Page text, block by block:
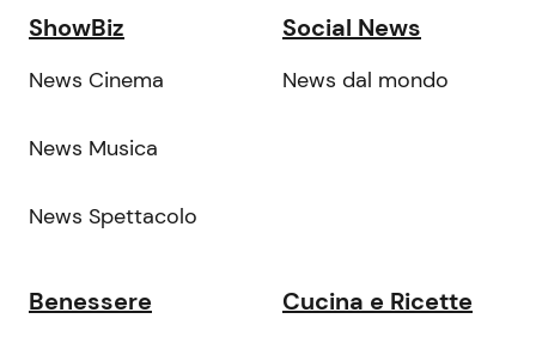
ShowBiz
News Cinema
News Musica
News Spettacolo
Social News
News dal mondo
Benessere Cucina e Ricette